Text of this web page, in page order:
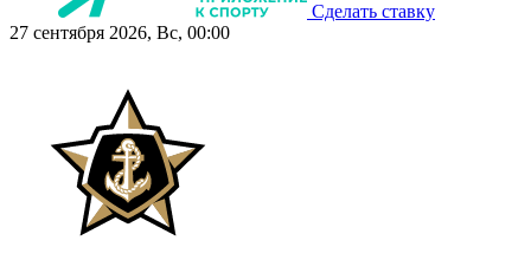
Сделать ставку
27 сентября 2026, Вс, 00:00